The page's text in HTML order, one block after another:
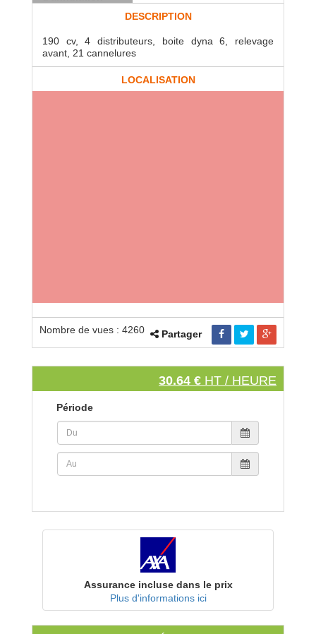
DESCRIPTION
190 cv, 4 distributeurs, boite dyna 6, relevage
avant, 21 cannelures
LOCALISATION
Nombre de vues : 4260 Partager
30.64 € HT / HEURE
Période
Assurance incluse dans le prix
Plus d'informations ici